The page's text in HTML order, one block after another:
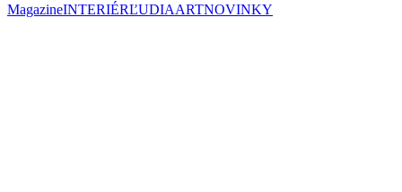
MagazineINTERIÉRĽUDIAARTNOVINKY